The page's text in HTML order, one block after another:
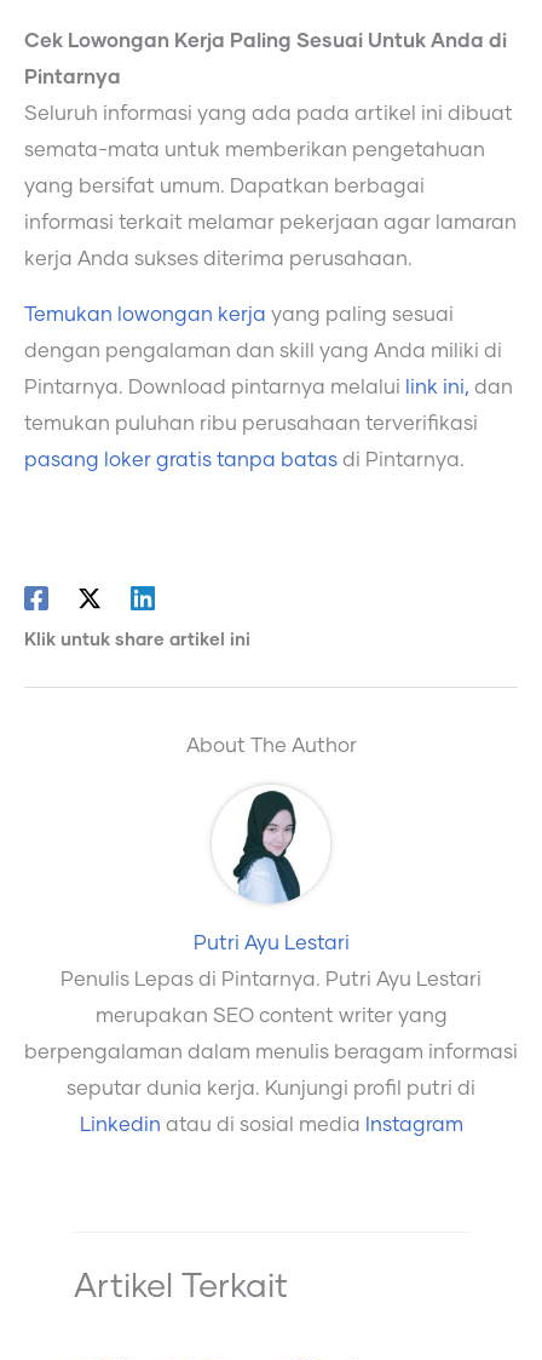
Cek Lowongan Kerja Paling Sesuai Untuk Anda di
Pintarnya
Seluruh informasi yang ada pada artikel ini dibuat
semata-mata untuk memberikan pengetahuan
yang bersifat umum. Dapatkan berbagai
informasi terkait melamar pekerjaan agar lamaran
kerja Anda sukses diterima perusahaan.
Temukan lowongan kerja yang paling sesuai
dengan pengalaman dan skill yang Anda miliki di
Pintarnya. Download pintarnya melalui
link ini, dan
temukan puluhan ribu perusahaan terverifikasi
pasang loker gratis tanpa batas di Pintarnya.
Klik untuk share artikel ini
About The Author
Putri Ayu Lestari
Penulis Lepas di Pintarnya. Putri Ayu Lestari
merupakan SEO content writer yang
berpengalaman dalam menulis beragam informasi
seputar dunia kerja. Kunjungi profil putri di
Linkedin atau di sosial media Instagram
Artikel Terkait